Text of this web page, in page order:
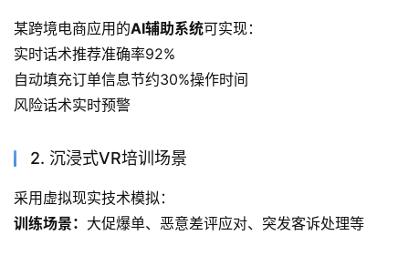
某跨境电商应用的AI辅助系统可实现：
实时话术推荐准确率92%
自动填充订单信息节约30%操作时间
风险话术实时预警
2. 沉浸式VR培训场景
采用虚拟现实技术模拟：
训练场景： 大促爆单、恶意差评应对、突发客诉处理等